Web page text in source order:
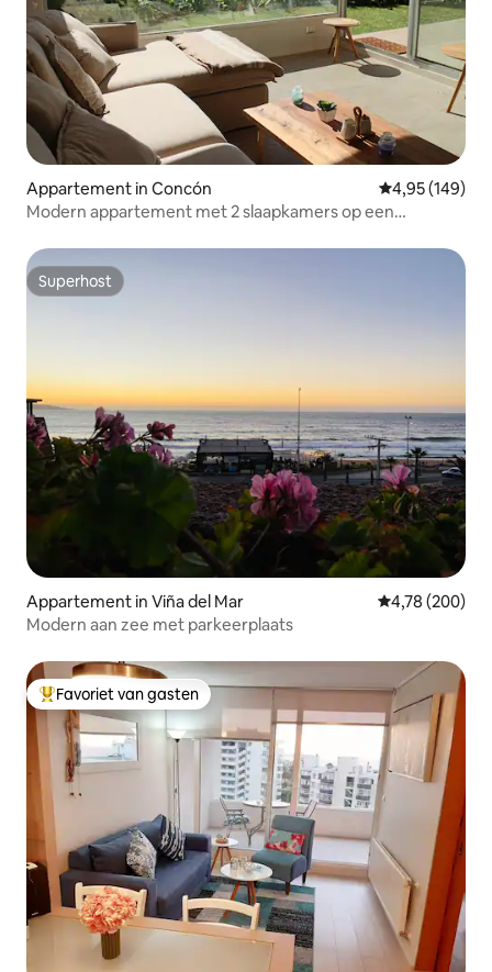
Appartement in Concón Gemiddelde
4,95 (149)
Modern appartement met 2 slaapkamers op een
Superhost
Superhost
Appartement in Viña del Mar Gemiddelde
4,78 (200)
Modern aan zee met parkeerplaats
Topfavoriet van gasten
Favoriet van gasten